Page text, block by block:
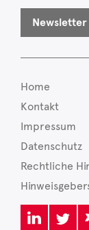
Home
Kontakt
Impressum
Datenschutz
Rechtliche